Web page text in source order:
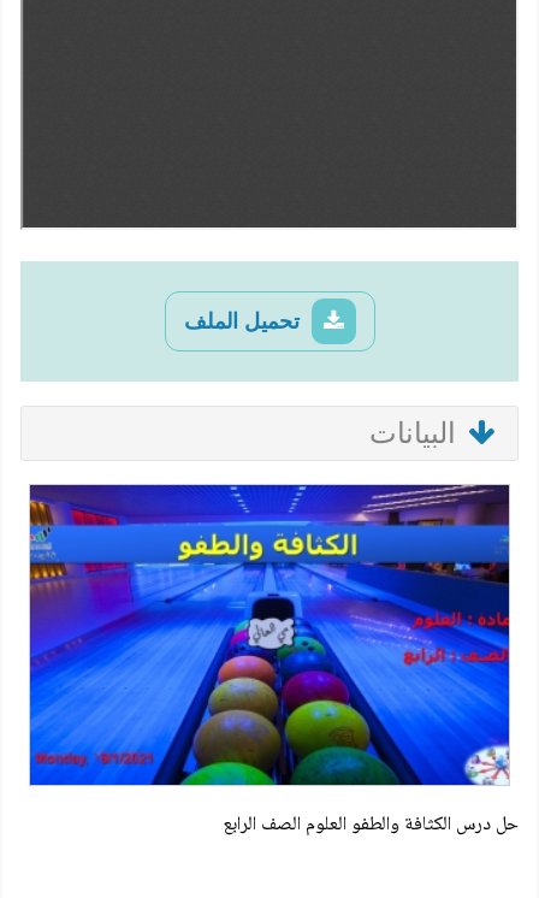
تحميل الملف
البيانات
حل درس الكثافة والطفو العلوم الصف الرابع